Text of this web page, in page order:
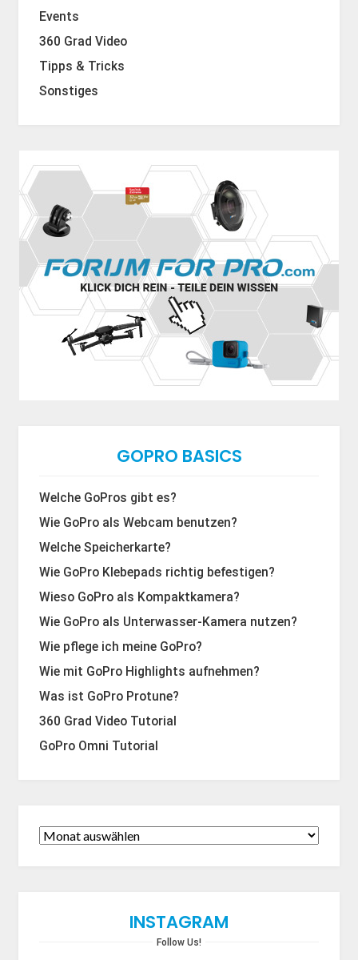
Events
360 Grad Video
Tipps & Tricks
Sonstiges
GOPRO BASICS
Welche GoPros gibt es?
Wie GoPro als Webcam benutzen?
Welche Speicherkarte?
Wie GoPro Klebepads richtig befestigen?
Wieso GoPro als Kompaktkamera?
Wie GoPro als Unterwasser-Kamera nutzen?
Wie pflege ich meine GoPro?
Wie mit GoPro Highlights aufnehmen?
Was ist GoPro Protune?
360 Grad Video Tutorial
GoPro Omni Tutorial
INSTAGRAM
Follow Us!